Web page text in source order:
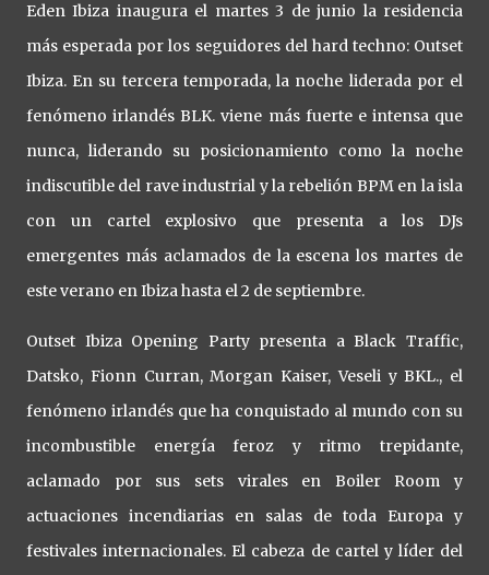
Eden Ibiza inaugura el martes 3 de junio la residencia
más esperada por los seguidores del hard techno: Outset
Ibiza. En su tercera temporada, la noche liderada por el
fenómeno irlandés BLK. viene más fuerte e intensa que
nunca, liderando su posicionamiento como la noche
indiscutible del rave industrial y la rebelión BPM en la isla
con un cartel explosivo que presenta a los DJs
emergentes más aclamados de la escena los martes de
este verano en Ibiza hasta el 2 de septiembre.
Outset Ibiza Opening Party presenta a Black Traffic,
Datsko, Fionn Curran, Morgan Kaiser, Veseli y BKL., el
fenómeno irlandés que ha conquistado al mundo con su
incombustible energía feroz y ritmo trepidante,
aclamado por sus sets virales en Boiler Room y
actuaciones incendiarias en salas de toda Europa y
festivales internacionales. El cabeza de cartel y líder del